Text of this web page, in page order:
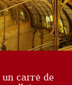
carré de